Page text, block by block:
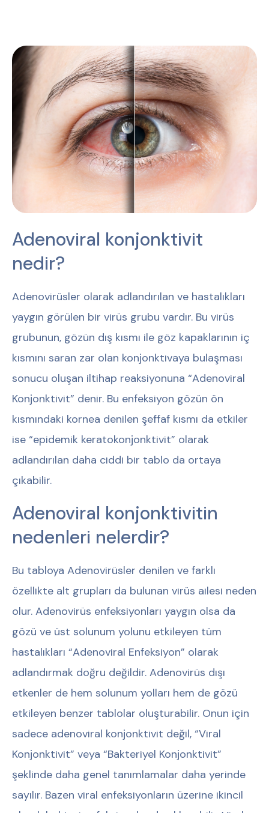
Adenoviral konjonktivit
nedir?
Adenovirüsler olarak adlandırılan ve hastalıkları
yaygın görülen bir virüs grubu vardır. Bu virüs
grubunun, gözün dış kısmı ile göz kapaklarının iç
kısmını saran zar olan konjonktivaya bulaşması
sonucu oluşan iltihap reaksiyonuna “Adenoviral
Konjonktivit” denir. Bu enfeksiyon gözün ön
kısmındaki kornea denilen şeffaf kısmı da etkiler
ise “epidemik keratokonjonktivit” olarak
adlandırılan daha ciddi bir tablo da ortaya
çıkabilir.
Adenoviral konjonktivitin
nedenleri nelerdir?
Bu tabloya Adenovirüsler denilen ve farklı
özellikte alt grupları da bulunan virüs ailesi neden
olur. Adenovirüs enfeksiyonları yaygın olsa da
gözü ve üst solunum yolunu etkileyen tüm
hastalıkları “Adenoviral Enfeksiyon” olarak
adlandırmak doğru değildir. Adenovirüs dışı
etkenler de hem solunum yolları hem de gözü
etkileyen benzer tablolar oluşturabilir. Onun için
sadece adenoviral konjonktivit değil, “Viral
Konjonktivit” veya “Bakteriyel Konjonktivit”
şeklinde daha genel tanımlamalar daha yerinde
sayılır. Bazen viral enfeksiyonların üzerine ikincil